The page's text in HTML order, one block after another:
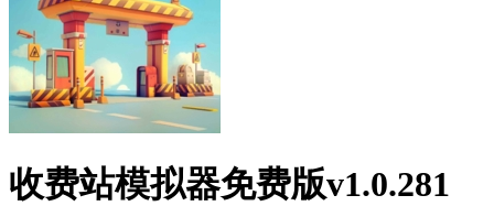
收费站模拟器免费版v1.0.281